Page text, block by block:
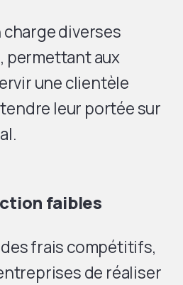
charge diverses
permettant aux
une clientèle
leur portée sur
faibles
frais compétitifs,
de réaliser